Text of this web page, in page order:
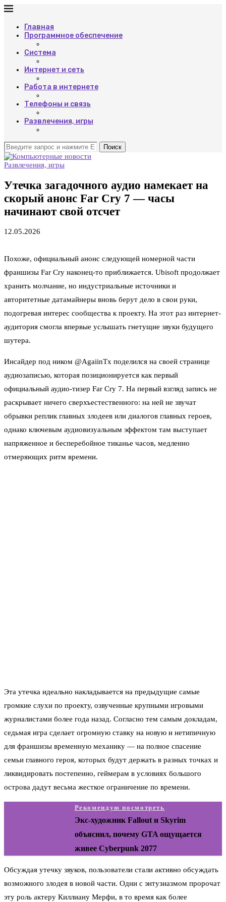
Главная
Программное обеспечение
Система
Интернет и сеть
Работа в интернете
Телефоны и связь
Развлечения, игры
Поиск
Развлечения, игры
Утечка загадочного аудио намекает на
скорый анонс Far Cry 7 — часы
начинают свой отсчет
12.05.2026
Похоже, официальный анонс следующей номерной части
франшизы Far Cry наконец-то приближается. Ubisoft продолжает
хранить молчание, но индустриальные источники и
авторитетные датамайнеры вновь берут дело в свои руки,
подогревая интерес сообщества к проекту. На этот раз интернет-
аудитория смогла впервые услышать гнетущие звуки будущего
шутера.
Инсайдер под ником @AgaiinTx поделился на своей странице
аудиозаписью, которая позиционируется как первый
официальный аудио-тизер Far Cry 7. На первый взгляд запись не
раскрывает ничего сверхъестественного: на ней не звучат
обрывки реплик главных злодеев или диалогов главных героев,
однако ключевым аудиовизуальным эффектом там выступает
напряженное и бесперебойное тиканье часов, медленно
отмеряющих ритм времени.
Эта утечка идеально накладывается на предыдущие самые
громкие слухи по проекту, озвученные крупными игровыми
журналистами более года назад. Согласно тем самым докладам,
седьмая игра сделает огромную ставку на новую и нетипичную
для франшизы временную механику — на полное спасение
семьи главного героя, которых будут держать в разных точках и
ликвидировать постепенно, геймерам в условиях большого
острова дадут весьма жесткое ограничение по времени.
Рекомендую посмотреть
Экс-художник Fallout и Skyrim
объяснил, почему GTA ощущается
живее Cyberpunk 2077
Обсуждая утечку звуков, пользователи стали активно обсуждать
возможного злодея в новой части. Одни с энтузиазмом пророчат
эту роль актеру Киллиану Мерфи, в то время как более